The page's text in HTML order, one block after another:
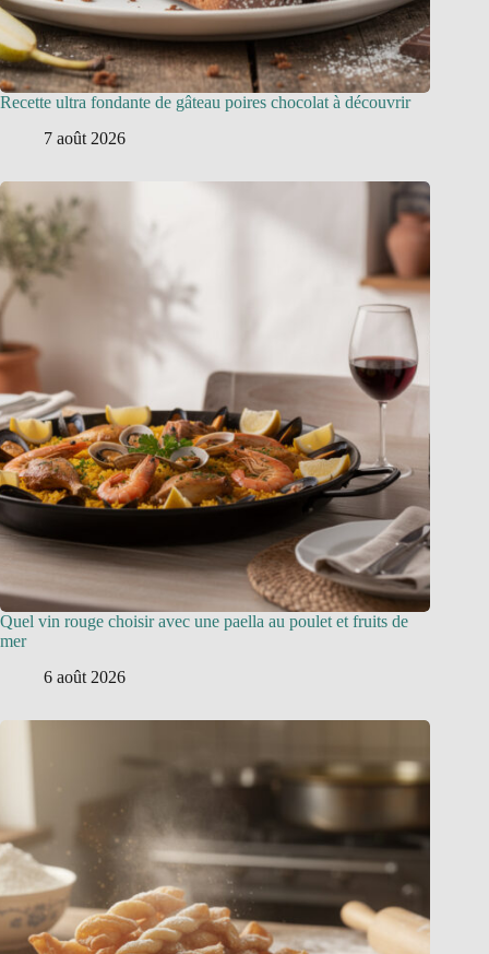
Recette ultra fondante de gâteau poires chocolat à découvrir
7 août 2026
Quel vin rouge choisir avec une paella au poulet et fruits de
mer
6 août 2026